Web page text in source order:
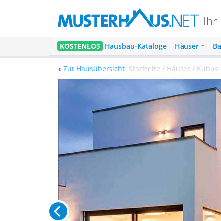
Ihr
KOSTENLOS Hausbau-Kataloge Häuser
Zur Hausübersicht Startseite / Häuser / Kubus